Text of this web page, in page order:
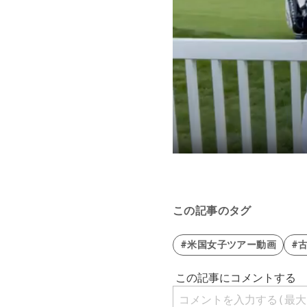
この記事のタグ
#米国女子ツアー動画 #